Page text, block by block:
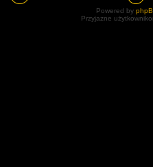
Powered by
Przyjazne